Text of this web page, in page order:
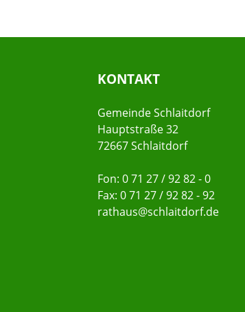
KONTAKT
Gemeinde Schlaitdorf
Hauptstraße 32
72667 Schlaitdorf
Fon: 0 71 27 / 92 82 - 0
Fax: 0 71 27 / 92 82 - 92
rathaus@schlaitdorf.de